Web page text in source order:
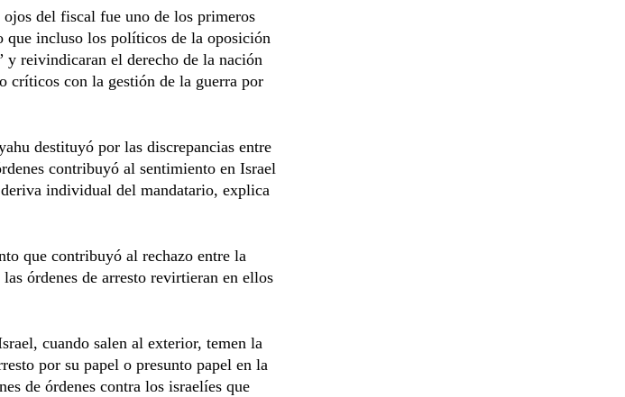
del fiscal fue uno de los primeros
que incluso los políticos de la oposición
y reivindicaran el derecho de la nación
críticos con la gestión de la guerra por
destituyó por las discrepancias entre
contribuyó al sentimiento en Israel
individual del mandatario, explica
que contribuyó al rechazo entre la
órdenes de arresto revirtieran en ellos
cuando salen al exterior, temen la
por su papel o presunto papel en la
de órdenes contra los israelíes que